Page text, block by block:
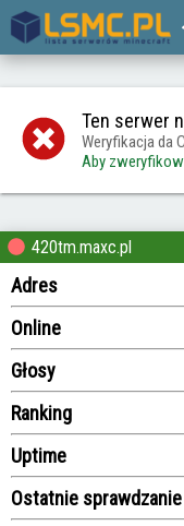
Ten serwer
Weryfikacja da
Aby
420tm.maxc.pl
Adres
Online
Głosy
Ranking
Uptime
Ostatnie sprawdzanie